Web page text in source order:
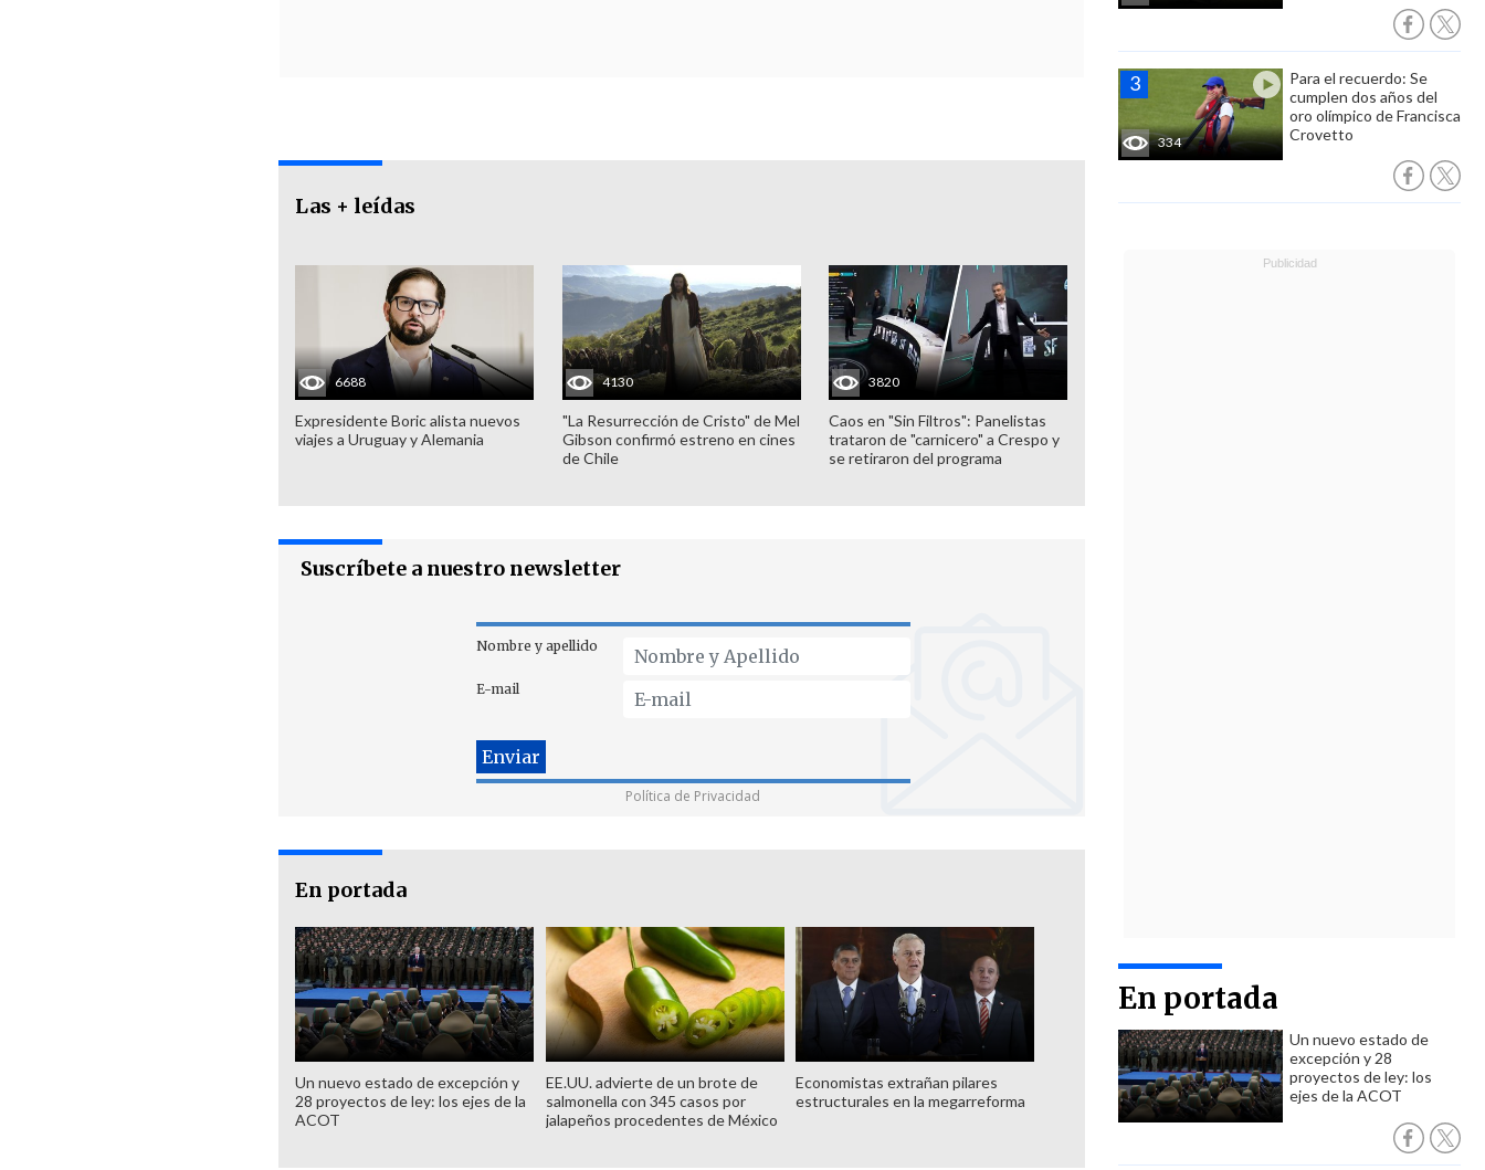
334
Para el recuerdo: Se
cumplen dos años del
oro olímpico de Francisca
Crovetto
En portada
Un nuevo estado de
excepción y 28
proyectos de ley: los
ejes de la ACOT
Las + leídas
6688
Expresidente Boric alista nuevos
viajes a Uruguay y Alemania
4130
"La Resurrección de Cristo" de Mel
Gibson confirmó estreno en cines
de Chile
3820
Caos en "Sin Filtros": Panelistas
trataron de "carnicero" a Crespo y
se retiraron del programa
Suscríbete a nuestro newsletter
Nombre y apellido
E-mail
Política de Privacidad
En portada
Un nuevo estado de excepción y
28 proyectos de ley: los ejes de la
ACOT
EE.UU. advierte de un brote de
salmonella con 345 casos por
jalapeños procedentes de México
Economistas extrañan pilares
estructurales en la megarreforma